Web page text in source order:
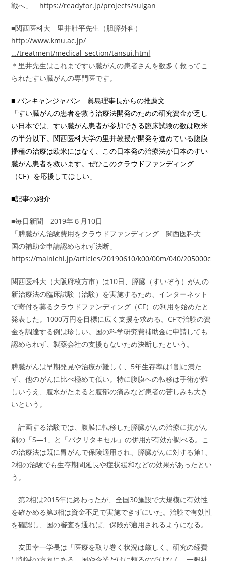
戦へ」 https://readyfor.jp/projects/suigan
■関西医科大 里井壯平先生（胆膵外科）
http://www.kmu.ac.jp/
…/treatment/medical_section/tansui.html
＊里井先生はこれまですい臓がんの患者さんを数多く救ってこ
られたすい臓がんの専門医です。
■ パンキャンジャパン 眞島理事長からの推薦文
「すい臓がんの患者を救う治療法開発のための研究資金が乏し
い日本では、すい臓がん患者が参加できる臨床試験の数は欧米
の半分以下。関西医科大学の里井教授が開発を進めている腹膜
播種の治療は欧米にはなく、 この日本発の治療法が日本のすい
臓がん患者を救います。ぜひこのクラウドファンディング
（CF）を応援してほしい」
■記事の紹介
■毎日新聞 2019年６月10日
「膵臓がん治験費用をクラウドファンディング 関西医科大
国の補助金申請認められず決断」
https://mainichi.jp/articles/20190610/k00/00m/040/205000c
関西医科大（大阪府枚方市）は10日、膵臓（すいぞう）がんの
新治療法の臨床試験（治験）を実施するため、インターネット
で寄付を募るクラウドファンディング（CF）の利用を始めたと
発表した。1000万円を目標に広く支援を求める。CFで治験の資
金を調達する例は珍しい。国の科学研究費補助金に申請しても
認められず、製薬会社の支援もないため決断したという。
膵臓がんは早期発見や治療が難しく、5年生存率は1割に満た
ず、他のがんに比べ極めて低い。特に腹膜への転移は手術が難
しいうえ、腹水がたまると腹部の痛みなど患者の苦しみも大き
いという。
計画する治験では、腹膜に転移した膵臓がんの治療に抗がん
剤の「S―1」と「パクリタキセル」の併用が有効か調べる。こ
の治療法は既に胃がんで保険適用され、膵臓がんに対する第1、
2相の治験でも生存期間延長や症状緩和などの効果があったとい
う。
第2相は2015年に終わったが、全国30施設で大規模に有効性
を確かめる第3相は資金不足で実施できずにいた。治験で有効性
を確認し、国の審査を通れば、保険が適用されるようになる。
友田幸一学長は「医療を取り巻く状況は厳しく、研究の経費